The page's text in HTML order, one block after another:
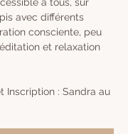
avec différents
consciente, peu
et relaxation
Inscription : Sandra au